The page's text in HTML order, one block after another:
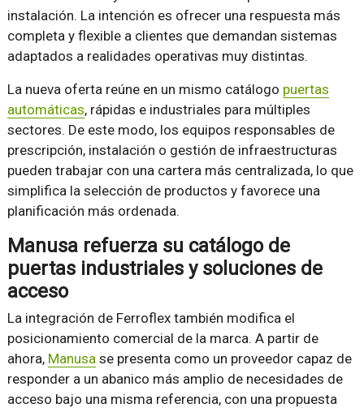
instalación. La intención es ofrecer una respuesta más
completa y flexible a clientes que demandan sistemas
adaptados a realidades operativas muy distintas.
La nueva oferta reúne en un mismo catálogo puertas
automáticas, rápidas e industriales para múltiples
sectores. De este modo, los equipos responsables de
prescripción, instalación o gestión de infraestructuras
pueden trabajar con una cartera más centralizada, lo que
simplifica la selección de productos y favorece una
planificación más ordenada.
Manusa refuerza su catálogo de
puertas industriales y soluciones de
acceso
La integración de Ferroflex también modifica el
posicionamiento comercial de la marca. A partir de
ahora, Manusa se presenta como un proveedor capaz de
responder a un abanico más amplio de necesidades de
acceso bajo una misma referencia, con una propuesta